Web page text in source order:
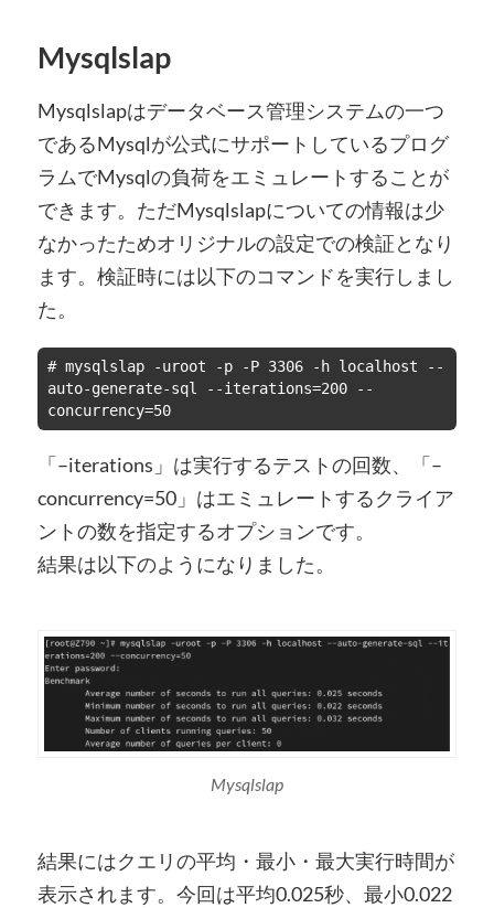
Mysqlslap
Mysqlslapはデータベース管理システムの一つ
であるMysqlが公式にサポートしているプログ
ラムでMysqlの負荷をエミュレートすることが
できます。ただMysqlslapについての情報は少
なかったためオリジナルの設定での検証となり
ます。検証時には以下のコマンドを実行しまし
た。
# mysqlslap -uroot -p -P 3306 -h localhost --
auto-generate-sql --iterations=200 --
concurrency=50
「–iterations」は実行するテストの回数、「–
concurrency=50」はエミュレートするクライア
ントの数を指定するオプションです。
結果は以下のようになりました。
Mysqlslap
結果にはクエリの平均・最小・最大実行時間が
表示されます。今回は平均0.025秒、最小0.022